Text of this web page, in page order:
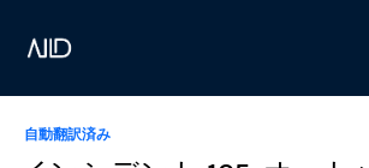
自動翻訳済み